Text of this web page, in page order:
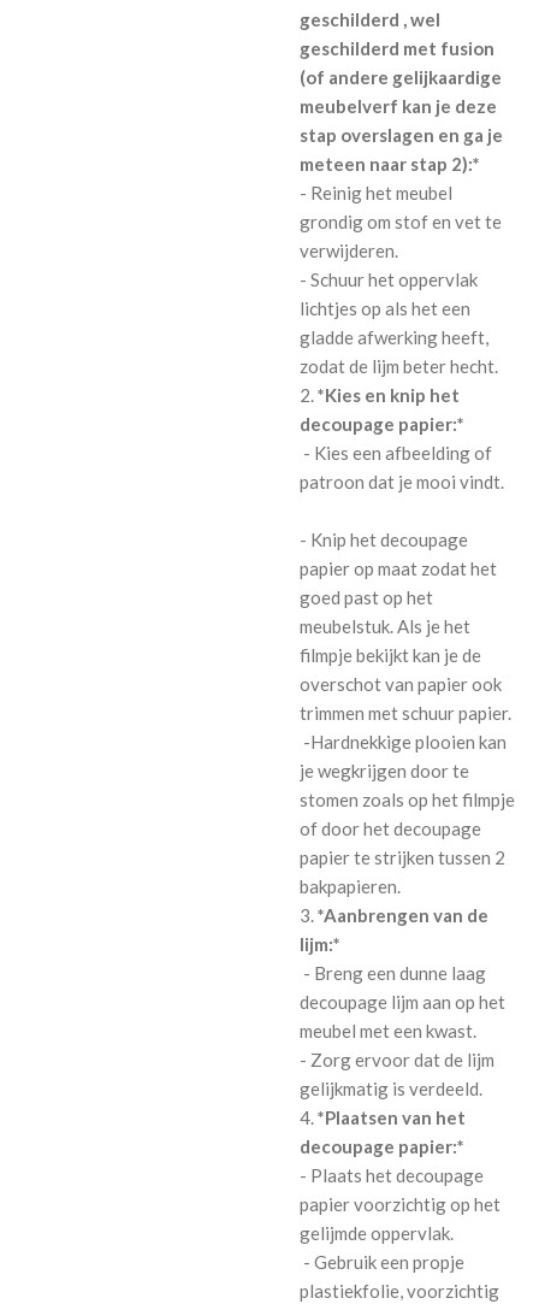
geschilderd , wel
geschilderd met fusion
(of andere gelijkaardige
meubelverf kan je deze
stap overslagen en ga je
meteen naar stap 2):*
- Reinig het meubel
grondig om stof en vet te
verwijderen.
- Schuur het oppervlak
lichtjes op als het een
gladde afwerking heeft,
zodat de lijm beter hecht.
2.*Kies en knip het
decoupage papier:*
- Kies een afbeelding of
patroon dat je mooi vindt.
- Knip het decoupage
papier op maat zodat het
goed past op het
meubelstuk. Als je het
filmpje bekijkt kan je de
overschot van papier ook
trimmen met schuur papier.
-Hardnekkige plooien kan
je wegkrijgen door te
stomen zoals op het filmpje
of door het decoupage
papier te strijken tussen 2
bakpapieren.
3.*Aanbrengen van de
lijm:*
- Breng een dunne laag
decoupage lijm aan op het
meubel met een kwast.
- Zorg ervoor dat de lijm
gelijkmatig is verdeeld.
4.*Plaatsen van het
decoupage papier:*
- Plaats het decoupage
papier voorzichtig op het
gelijmde oppervlak.
- Gebruik een propje
plastiekfolie, voorzichtig